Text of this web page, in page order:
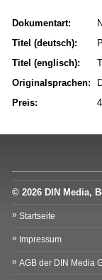
Dokumentart:
Titel (deutsch):
Titel (englisch):
Originalsprachen:
Preis:
© 2026 DIN Media,
Startseite
Impressum
AGB der DIN Media